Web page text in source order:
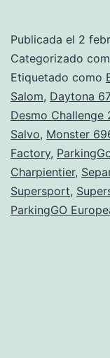
Publicada el 2
Categorizado
Etiquetado como
Salom, Daytona
Desmo Challenge
Salvo, Monster
Factory,
Charpientier,
Supersport,
ParkingGO